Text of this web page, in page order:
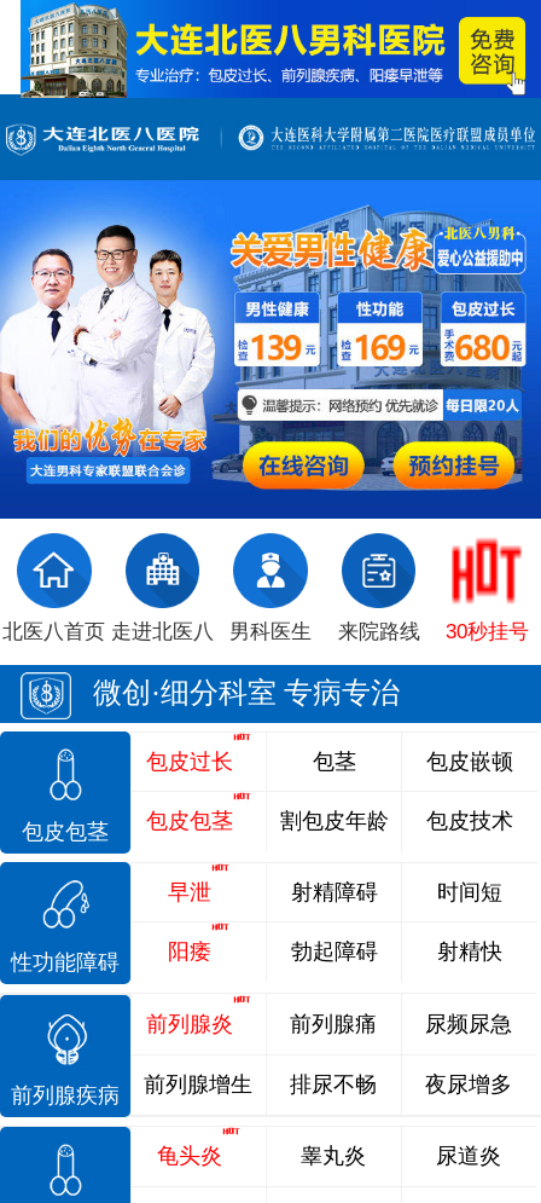
北医八首页 走进北医八 男科医生 来院路线 30秒挂号
微创·细分科室 专病专治
包皮包茎
包皮过长
包皮包茎
包茎
割包皮年龄
包皮嵌顿
包皮技术
性功能障碍
早泄
阳痿
射精障碍
勃起障碍
时间短
射精快
前列腺疾病
前列腺炎 前列腺痛 尿频尿急
前列腺增生 排尿不畅 夜尿增多
龟头炎 睾丸炎 尿道炎